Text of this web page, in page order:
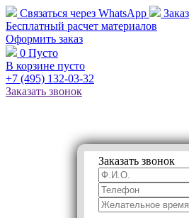
Связаться через WhatsApp
Бесплатный расчет материалов
Оформить заказ
0 Пусто
В корзине пусто
+7 (495) 132-03-32
Заказать звонок
Заказать звонок